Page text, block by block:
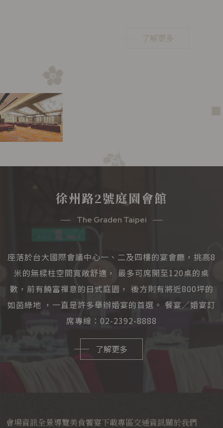
了解更多
徐州路2號庭園會館
The Graden Taipei
座落於台大國際會議中心一、二及四樓的宴會廳，挑高8
米的無樑柱空間寬敞舒適， 最多可席開至120桌的桌
數，前有饒富禪意的日式庭園， 後方則有將近800坪的
如茵綠地 ，一直是許多舉辦婚宴的首選。 餐宴／婚宴訂
席專線：02-2392-8888
了解更多
會場資訊全景導覽美食饗宴下載專區交通資訊關於我們